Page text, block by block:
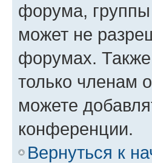
форума,
может не
форумах.
только членам
можете
конференции.
Вернуться к